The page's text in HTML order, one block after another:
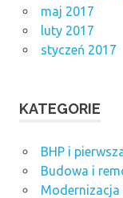
maj 2017
luty 2017
styczeń 2017
KATEGORIE
BHP i
Budowa i
Modernizacja